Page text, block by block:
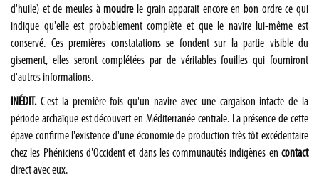
d'huile) et de meules àmoudrele grain apparait encore en bon ordre ce qui
indique qu'elle est probablement complète et que le navire lui-même est
conservé. Ces premières constatations se fondent sur la partie visible du
gisement, elles seront complétées par de véritables fouilles qui fourniront
d'autres informations.
INÉDIT.C'est la première fois qu'un navire avec une cargaison intacte de la
période archaïque est découvert en Méditerranée centrale. La présence de cette
épave confirme l'existence d'une économie de production très tôt excédentaire
chez les Phéniciens d'Occident et dans les communautés indigènes en contact
direct avec eux.